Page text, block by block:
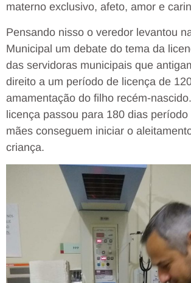
materno exclusivo, afeto, amor e
Pensando nisso o veredor levantou
Municipal um debate do tema da
das servidoras municipais que
direito a um período de licença de
amamentação do filho recém-
licença passou para 180 dias
mães conseguem iniciar o
criança.